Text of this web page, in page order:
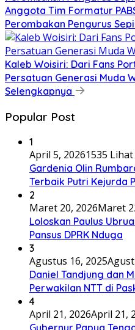
Anggota Tim Formatur
Perombakan Pengurus
Kaleb Woisiri: Dari Fans
Persatuan Generasi Muda
Selengkapnya
Popular Post
1
April 5, 20261535 Lihat
Gardenia Olin
Terbaik Putri Kejurda
2
Maret 20, 2026Maret
Loloskan Paulus
Pansus DPRK Nduga
3
Agustus 16, 2025
Daniel Tandjung dan
Perwakilan NTT di
4
April 21, 2026April 21,